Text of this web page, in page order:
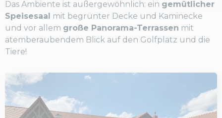
Das Ambiente ist außergewöhnlich: ein gemütlicher
Speisesaal mit begrünter Decke und Kaminecke
und vor allem große Panorama-Terrassen mit
atemberaubendem Blick auf den Golfplatz und die
Tiere!